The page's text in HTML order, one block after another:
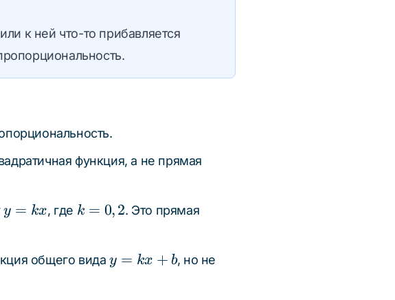
к ней что-то прибавляется
функция, а не прямая
y
y = kx, где k
k = 0,2. Это прямая
общего видаy
y = kx + b, но не